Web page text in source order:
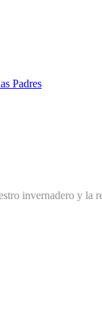
Padres
invernadero y la